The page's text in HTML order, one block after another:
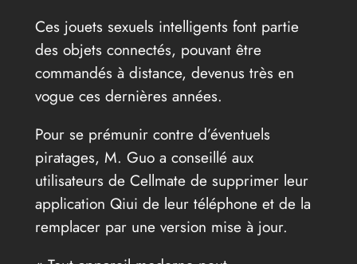
Ces jouets sexuels intelligents font partie
des objets connectés, pouvant être
commandés à distance, devenus très en
vogue ces dernières années.
Pour se prémunir contre d’éventuels
piratages, M. Guo a conseillé aux
utilisateurs de Cellmate de supprimer leur
application Qiui de leur téléphone et de la
remplacer par une version mise à jour.